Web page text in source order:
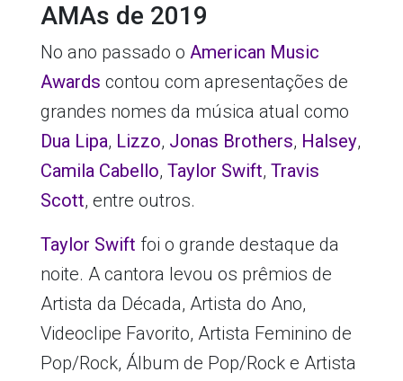
AMAs de 2019
No ano passado o American Music
Awards contou com apresentações de
grandes nomes da música atual como
Dua Lipa, Lizzo, Jonas Brothers, Halsey,
Camila Cabello, Taylor Swift, Travis
Scott, entre outros.
Taylor Swift foi o grande destaque da
noite. A cantora levou os prêmios de
Artista da Década, Artista do Ano,
Videoclipe Favorito, Artista Feminino de
Pop/Rock, Álbum de Pop/Rock e Artista